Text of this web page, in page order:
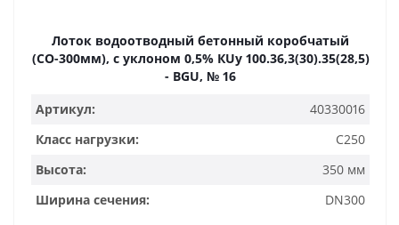
Лоток водоотводный бетонный коробчатый
(СО-300мм), с уклоном 0,5% КUу 100.36,3(30).35(28,5)
- BGU, № 16
Артикул:
40330016
Класс нагрузки:
C250
Высота:
350 мм
Ширина сечения:
DN300